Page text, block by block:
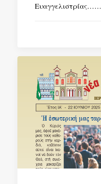
Ευαγγελιστρίας……